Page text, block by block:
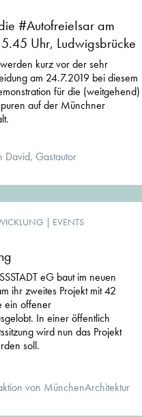
#AutofreieIsar am
Uhr, Ludwigsbrücke
kurz vor der sehr
am 24.7.2019 bei diesem
für die (weitgehend)
auf der Münchner
David, Gastautor
| EVENTS
eG baut im neuen
ihr zweites Projekt mit 42
ein offener
In einer öffentlich
wird nun das Projekt
soll.
von MünchenArchitektur